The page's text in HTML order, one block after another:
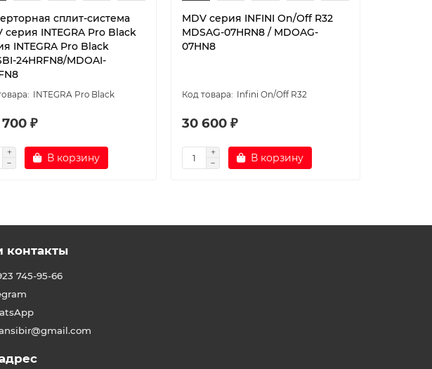
сплит-система
серия INTEGRA Pro Black
INTEGRA Pro Black
24HRFN8/MDOAI-
INTEGRA Pro Black
700 ₽
В корзину
MDV серия INFINI On/Off R32
MDSAG-07HRN8 / MDOAG-
07HN8
Infini On/Off R32
30 600 ₽
В корзину
контакты
745-95-66